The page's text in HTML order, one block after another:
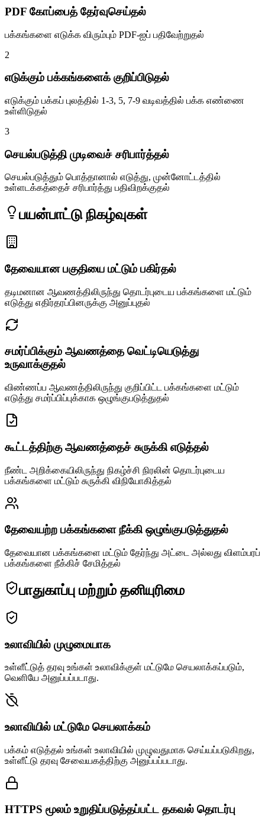
PDF கோப்பைத் தேர்வுசெய்தல்
பக்கங்களை எடுக்க விரும்பும் PDF-ஐப் பதிவேற்றுதல்
2
எடுக்கும் பக்கங்களைக் குறிப்பிடுதல்
எடுக்கும் பக்கப் புலத்தில் 1-3, 5, 7-9 வடிவத்தில் பக்க எண்ணை
உள்ளிடுதல்
3
செயல்படுத்தி முடிவைச் சரிபார்த்தல்
செயல்படுத்தும் பொத்தானால் எடுத்து, முன்னோட்டத்தில்
உள்ளடக்கத்தைச் சரிபார்த்து பதிவிறக்குதல்
பயன்பாட்டு நிகழ்வுகள்
தேவையான பகுதியை மட்டும் பகிர்தல்
தடிமனான ஆவணத்திலிருந்து தொடர்புடைய பக்கங்களை மட்டும்
எடுத்து எதிர்தரப்பினருக்கு அனுப்புதல்
சமர்ப்பிக்கும் ஆவணத்தை வெட்டியெடுத்து
உருவாக்குதல்
விண்ணப்ப ஆவணத்திலிருந்து குறிப்பிட்ட பக்கங்களை மட்டும்
எடுத்து சமர்ப்பிப்புக்காக ஒழுங்குபடுத்துதல்
கூட்டத்திற்கு ஆவணத்தைச் சுருக்கி எடுத்தல்
நீண்ட அறிக்கையிலிருந்து நிகழ்ச்சி நிரலின் தொடர்புடைய
பக்கங்களை மட்டும் சுருக்கி விநியோகித்தல்
தேவையற்ற பக்கங்களை நீக்கி ஒழுங்குபடுத்துதல்
தேவையான பக்கங்களை மட்டும் தேர்ந்து அட்டை அல்லது விளம்பரப்
பக்கங்களை நீக்கிச் சேமித்தல்
பாதுகாப்பு மற்றும் தனியுரிமை
உலாவியில் முழுமையாக
உள்ளீட்டுத் தரவு உங்கள் உலாவிக்குள் மட்டுமே செயலாக்கப்படும்,
வெளியே அனுப்பப்படாது.
உலாவியில் மட்டுமே செயலாக்கம்
பக்கம் எடுத்தல் உங்கள் உலாவியில் முழுவதுமாக செய்யப்படுகிறது,
உள்ளீட்டு தரவு சேவையகத்திற்கு அனுப்பப்படாது.
HTTPS மூலம் உறுதிப்படுத்தப்பட்ட தகவல் தொடர்பு